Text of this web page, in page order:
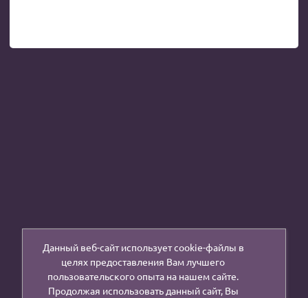
Данный веб-сайт использует cookie-файлы в
целях предоставления Вам лучшего
пользовательского опыта на нашем сайте.
Продолжая использовать данный сайт, Вы